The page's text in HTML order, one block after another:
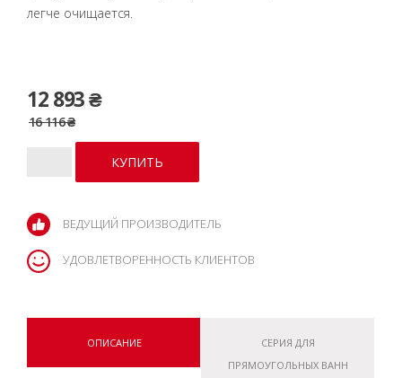
легче очищается.
12 893 ₴
16 116 ₴
ВЕДУЩИЙ ПРОИЗВОДИТЕЛЬ
УДОВЛЕТВОРЕННОСТЬ КЛИЕНТОВ
ОПИСАНИЕ
СЕРИЯ ДЛЯ
ПРЯМОУГОЛЬНЫХ ВАНН